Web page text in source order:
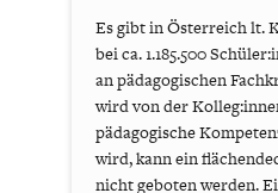
Es gibt in Österreich lt.
bei ca. 1.185.500
an pädagogischen
wird von der
pädagogische
wird, kann ein
nicht geboten werden.